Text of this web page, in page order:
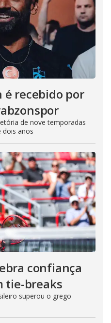
é recebido por
de nove temporadas
dois anos
confiança
tie-breaks
superou o grego